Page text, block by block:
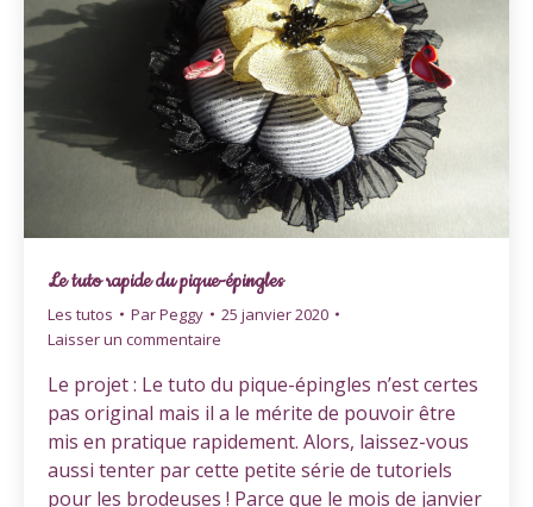
Le tuto rapide du pique-épingles
Les tutos ParPeggy
25 janvier 2020
Laisser un commentaire
Le projet : Le tuto du pique-épingles n’est certes
pas original mais il a le mérite de pouvoir être
mis en pratique rapidement. Alors, laissez-vous
aussi tenter par cette petite série de tutoriels
pour les brodeuses ! Parce que le mois de janvier